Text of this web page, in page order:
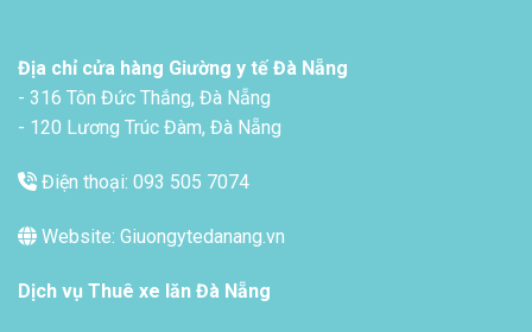
Địa chỉ cửa hàng Giường y tế Đà Nẵng
- 316 Tôn Đức Thắng, Đà Nẵng
- 120 Lương Trúc Đàm, Đà Nẵng
Điện thoại: 093 505 7074
Website: Giuongytedanang.vn
Dịch vụ Thuê xe lăn Đà Nẵng